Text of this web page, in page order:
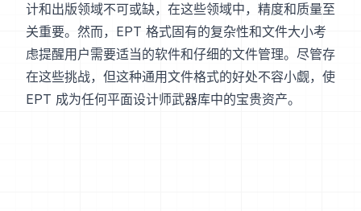
计和出版领域不可或缺，在这些领域中，精度和质量至
关重要。然而，EPT 格式固有的复杂性和文件大小考
虑提醒用户需要适当的软件和仔细的文件管理。尽管存
在这些挑战，但这种通用文件格式的好处不容小觑，使
EPT 成为任何平面设计师武器库中的宝贵资产。